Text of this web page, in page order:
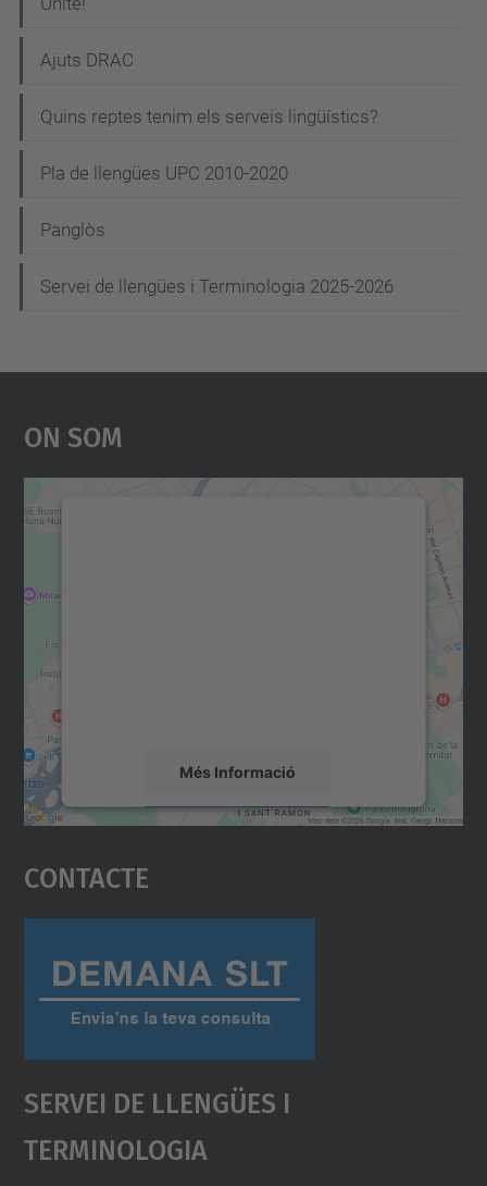
Ajuts DRAC
Quins reptes tenim els serveis lingüístics?
Pla de llengües UPC 2010-2020
Panglòs
Servei de llengües i Terminologia 2025-2026
On Som
Més Informació
Accepta
powered by
Contacte
Servei De Llengües I
Terminologia